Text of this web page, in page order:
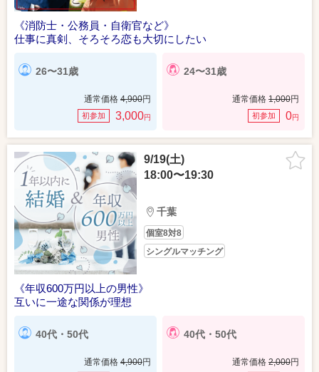
《消防士・公務員・自衛官など》
仕事に真剣、そろそろ恋も大切にしたい
26〜31歳
通常価格 4,900円
初参加 3,000円
24〜31歳
通常価格 1,000円
初参加 0円
9/19(土)
18:00〜19:30
千葉
個室8対8
シングルマッチング
《年収600万円以上の男性》
互いに一途な関係が理想
40代・50代
通常価格 4,900円
40代・50代
通常価格 2,000円